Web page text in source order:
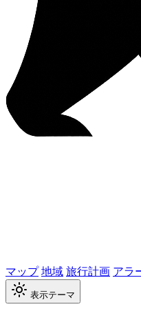
マップ地域旅行計画 アラ
表示テーマ